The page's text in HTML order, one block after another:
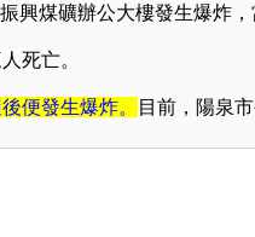
興煤礦辦公大樓發生爆炸，
死亡。
便發生爆炸。
目前，陽泉